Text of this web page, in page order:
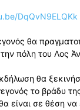
DqQvN9ELQKk
θα
πόλη του Λος
θα
το βράδυ
είναι σε θέση